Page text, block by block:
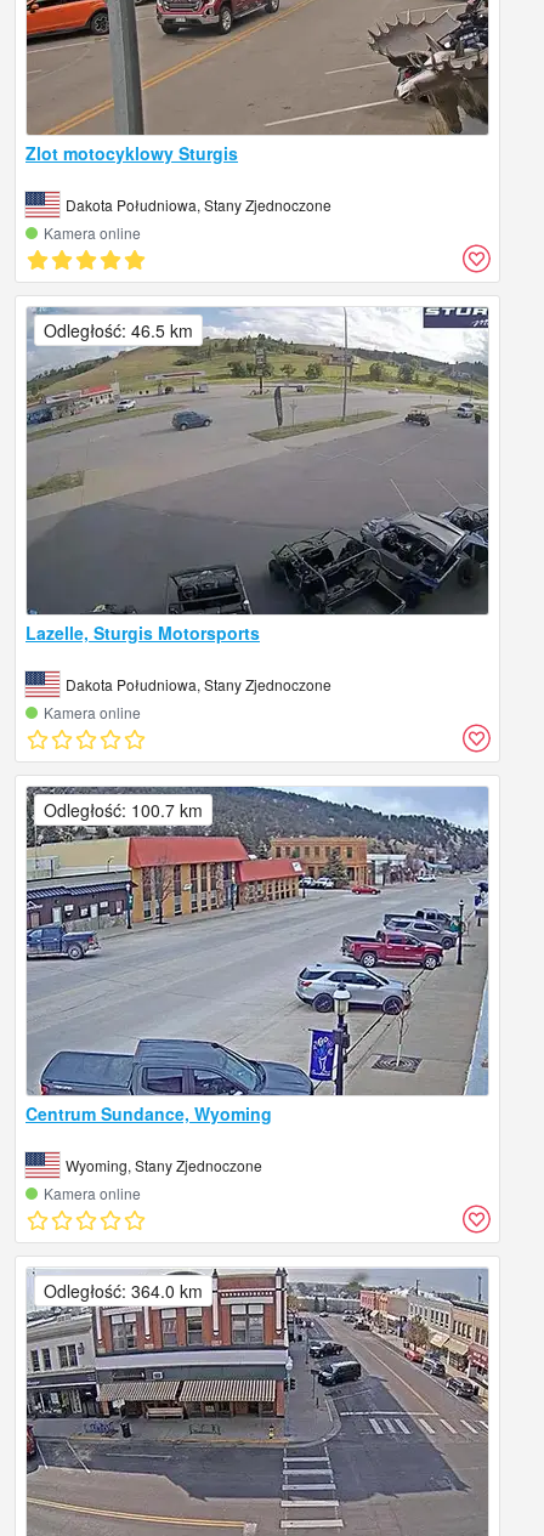
Zlot motocyklowy Sturgis
Dakota Południowa, Stany Zjednoczone
Kamera online
Lazelle, Sturgis Motorsports
Dakota Południowa, Stany Zjednoczone
Kamera online
Odległość: 46.5 km
Centrum Sundance, Wyoming
Wyoming, Stany Zjednoczone
Kamera online
Odległość: 100.7 km
Odległość: 364.0 km